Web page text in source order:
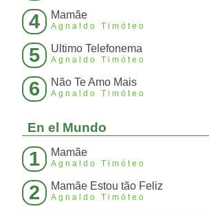
4 Mamãe
Agnaldo Timóteo
5 Ultimo Telefonema
Agnaldo Timóteo
6 Não Te Amo Mais
Agnaldo Timóteo
En el Mundo
1 Mamãe
Agnaldo Timóteo
2 Mamãe Estou tão Feliz
Agnaldo Timóteo